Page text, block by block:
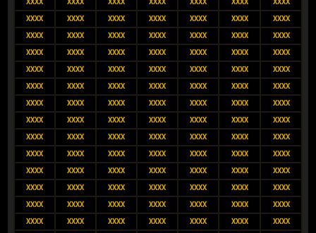
XXXX XXXX XXXX XXXX XXXX XXXX XXXX
XXXX XXXX XXXX XXXX XXXX XXXX XXXX
XXXX XXXX XXXX XXXX XXXX XXXX XXXX
XXXX XXXX XXXX XXXX XXXX XXXX XXXX
XXXX XXXX XXXX XXXX XXXX XXXX XXXX
XXXX XXXX XXXX XXXX XXXX XXXX XXXX
XXXX XXXX XXXX XXXX XXXX XXXX XXXX
XXXX XXXX XXXX XXXX XXXX XXXX XXXX
XXXX XXXX XXXX XXXX XXXX XXXX XXXX
XXXX XXXX XXXX XXXX XXXX XXXX XXXX
XXXX XXXX XXXX XXXX XXXX XXXX XXXX
XXXX XXXX XXXX XXXX XXXX XXXX XXXX
XXXX XXXX XXXX XXXX XXXX XXXX XXXX